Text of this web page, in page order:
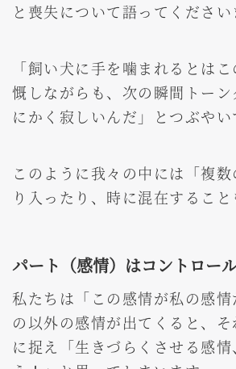
と喪失について語ってください
「飼い犬に手を噛まれるとは
慨しながらも、次の瞬間トーン
にかく寂しいんだ」とつぶやい
このように我々の中には「複
り入ったり、時に混在すること
パート（感情）はコントロー
私たちは「この感情が私の感情
の以外の感情が出てくると、
に捉え「生きづらくさせる感情